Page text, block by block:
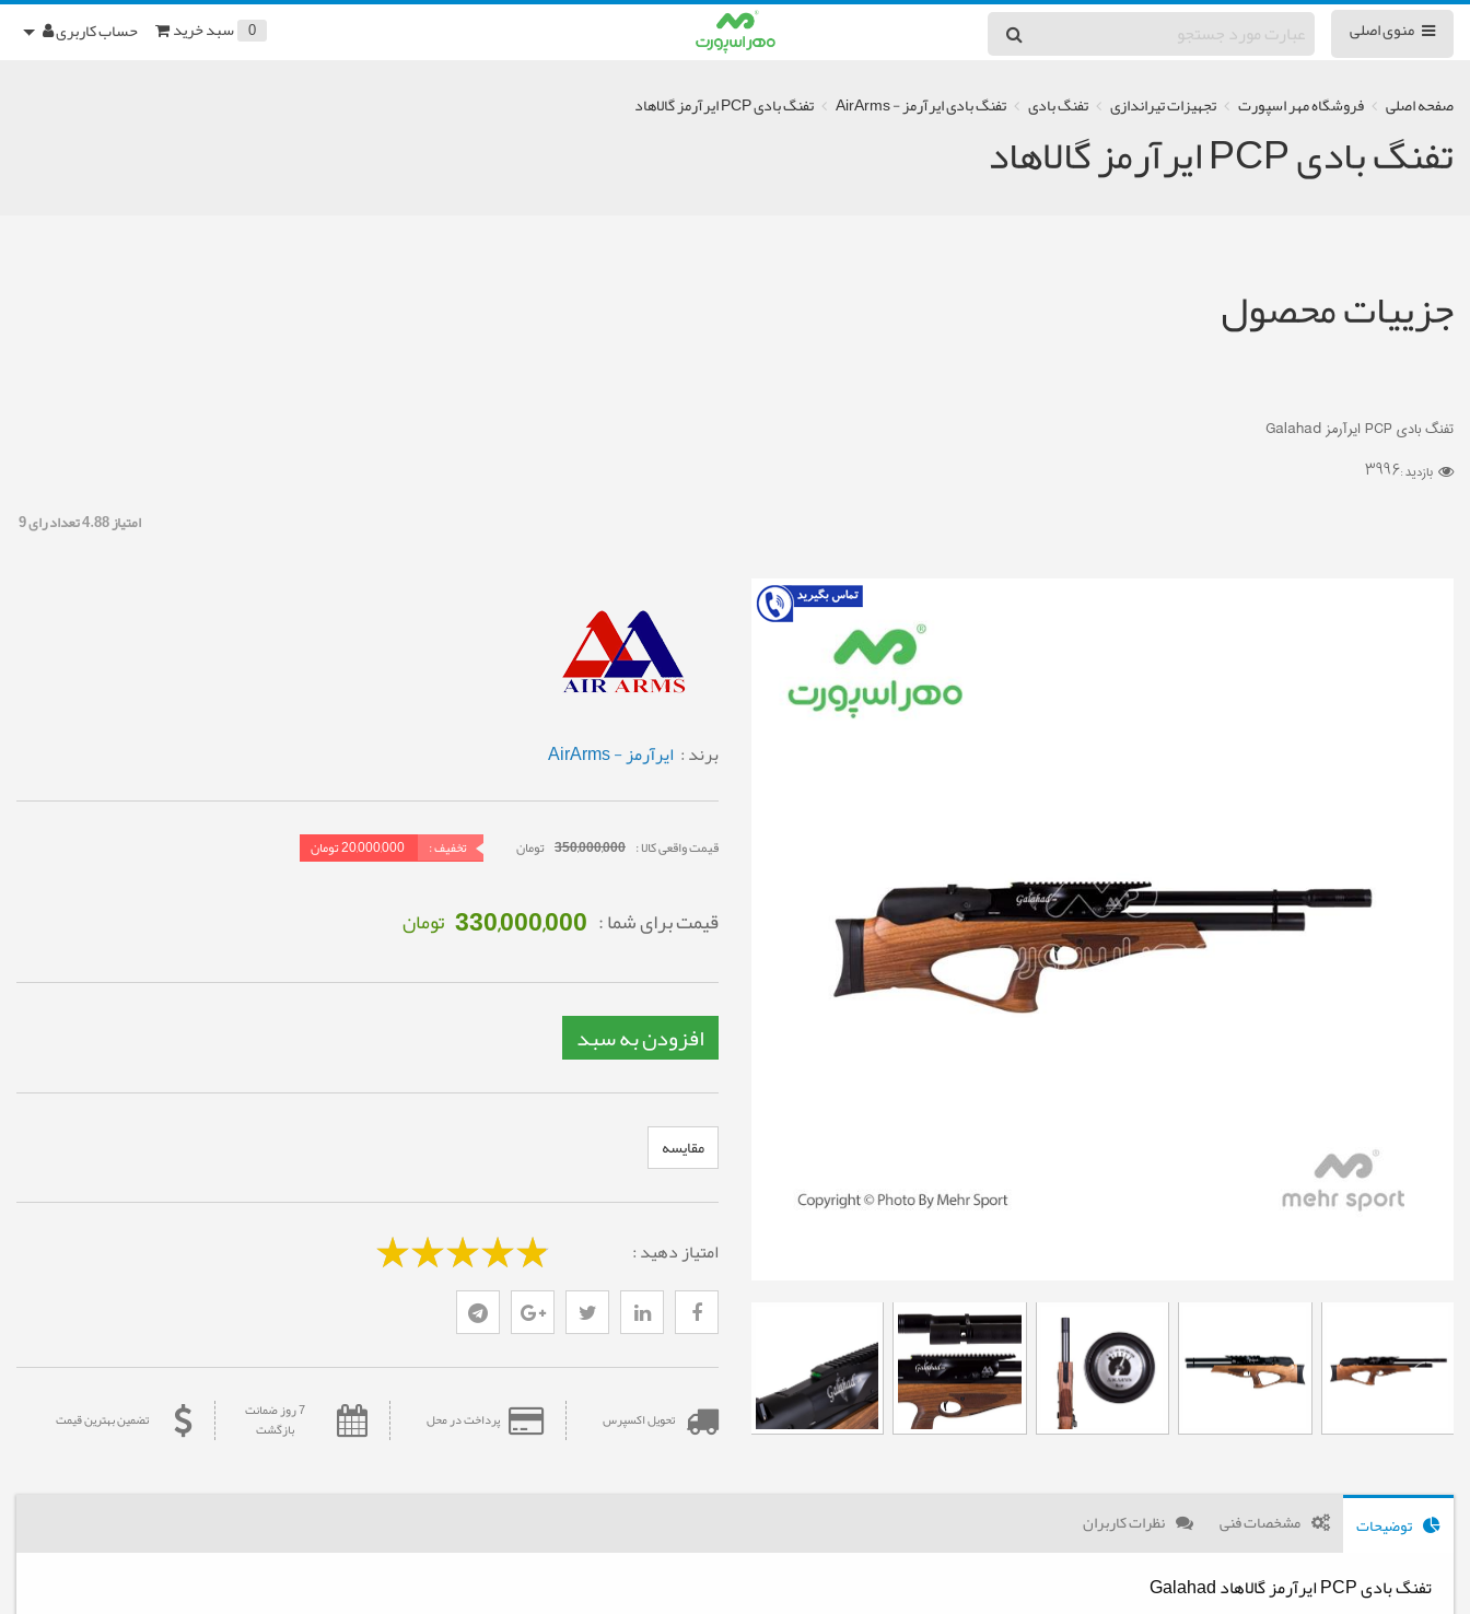
منوی اصلی حساب کاربری 0 سبد خرید
صفحه اصلی فروشگاه مهر اسپورت تجهیزات تیراندازی تفنگ بادی تفنگ بادی ایرآرمز - AirArms تفنگ بادی PCP ایرآرمز گالاهاد
تفنگ بادی PCP ایرآرمز گالاهاد
جزییات محصول
تفنگ بادی PCP ایرآرمز Galahad
بازدید :3996
امتیاز4.88تعداد رای9
برند : ایرآرمز - AirArms
قیمت واقعی کالا : 350,000,000 تومان تخفیف : 20,000,000تومان
قیمت برای شما : 330,000,000 تومان
افزودن به سبد
مقایسه
امتیاز دهید :
تحویل اکسپرس پرداخت در محل 7 روز ضمانت
بازگشت تضمین بهترین قیمت
توضیحات مشخصات فنی نظرات کاربران
تفنگ بادی PCP ایرآرمز گالاهاد Galahad